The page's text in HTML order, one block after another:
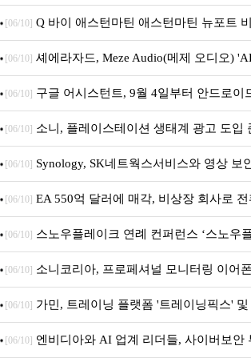
‘알파마요 2 슈퍼’ 상업적 이용 가능
[06/10] Q 바이 애스턴마틴 애스턴마틴 뉴포트
지 담은 ‘헤리티지 에디션 컬렉션’ 공개
[06/10] 셰에라자드, Meze Audio(메제 오디오)
[06/10] 구글 어시스턴트, 9월 4일부터 안드로이
차 서비스 종료
[06/10] 소니, 플레이스테이션 생태계 광고 도입
[06/10] Synology, SK네트웍스서비스와 영상 보
판매 파트너십 체결
[06/10] EA 550억 달러에 매각, 비상장 회사로
전망
[06/10] 스노우플레이크 연례 컨퍼런스 ‘스노우
서울’ 개최
[06/10] 소니코리아, 프로페셔널 모니터링 이어폰
[06/10] 가민, 트레이닝 플랫폼 '트레이닝픽스' 및
수로 선수와 코치에 맞춤형 훈련 지원 확대
[06/10] 엔비디아와 AI 업계 리더들, 사이버보안